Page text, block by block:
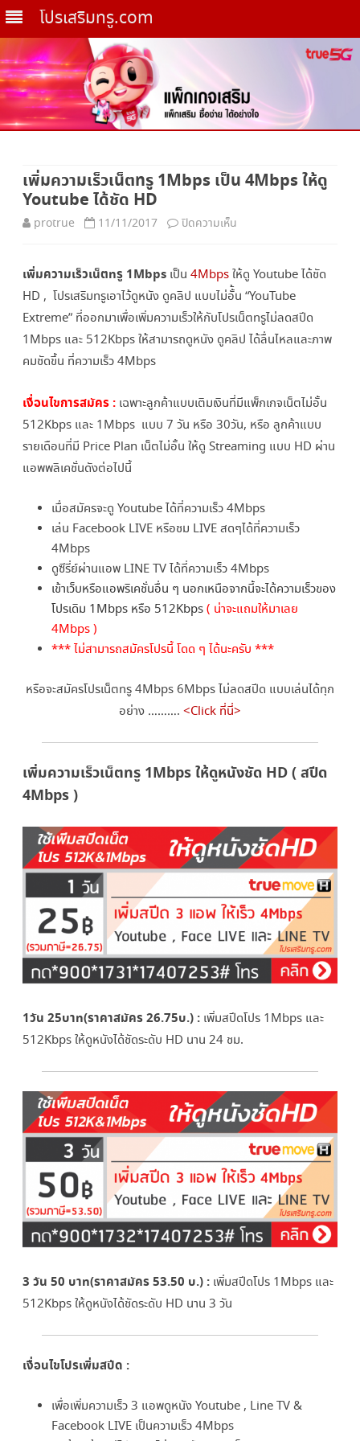
โปรเสริมทรู.com
content
เพิ่มความเร็วเน็ตทรู 1Mbps เป็น 4Mbps ให้ดู
Youtube ได้ชัด HD
protrue 11/11/2017 ปิดความเห็น
ความเร็ว
เน็ต
ทรู
4Mbps
ให้
Youtube
ได้
ชัด
HD
เพิ่มความเร็วเน็ตทรู 1Mbps เป็น 4Mbpsให้ดู Youtube ได้ชัด
HD , โปรเสริมทรูเอาไว้ดูหนัง ดูคลิป แบบไม่อั้้น “YouTube
Extreme” ที่ออกมาเพื่อเพิ่มความเร็วให้กับโปรเน็ตทรูไม่ลดสปีด
1Mbps และ 512Kbps ให้สามารถดูหนัง ดูคลิป ได้ลื่นไหลและภาพ
คมชัดขึ้น ที่ความเร็ว 4Mbps
เงื่อนไขการสมัคร : เฉพาะลูกค้าแบบเติมเงินที่มีแพ็กเกจเน็ตไม่อั้น
512Kbps และ 1Mbps แบบ 7 วัน หรือ 30วัน, หรือ ลูกค้าแบบ
รายเดือนที่มี Price Plan เน็ตไม่อั้น ให้ดู Streaming แบบ HD ผ่าน
แอพพลิเคชั่นดังต่อไปนี้
เมื่อสมัครจะดู Youtube ได้ที่ความเร็ว 4Mbps
เล่น Facebook LIVE หรือชม LIVE สดๆได้ที่ความเร็ว
4Mbps
ดูซีรี่ย์ผ่านแอพ LINE TV ได้ที่ความเร็ว 4Mbps
เข้าเว็บหรือแอพริเคชั่นอื่น ๆ นอกเหนือจากนี้จะได้ความเร็วของ
โปรเดิม 1Mbps หรือ 512Kbps( น่าจะแถมให้มาเลย
4Mbps )
*** ไม่สามารถสมัครโปรนี้ โดด ๆ ได้นะครับ ***
หรือจะสมัครโปรเน็ตทรู 4Mbps 6Mbps ไม่ลดสปีด แบบเล่นได้ทุก
อย่าง ………. <Click ที่นี่>
เพิ่มความเร็วเน็ตทรู 1Mbps ให้ดูหนังชัด HD ( สปีด
4Mbps )
1วัน 25บาท(ราคาสมัคร 26.75บ.) : เพิ่มสปีดโปร 1Mbps และ
512Kbps ให้ดูหนังได้ชัดระดับ HD นาน 24 ชม.
3 วัน 50 บาท(ราคาสมัคร 53.50 บ.) : เพิ่มสปีดโปร 1Mbps และ
512Kbps ให้ดูหนังได้ชัดระดับ HD นาน 3 วัน
เงื่อนไขโปรเพิ่มสปีด :
เพื่อเพิ่มความเร็ว 3 แอพดูหนัง Youtube , Line TV &
Facebook LIVE เป็นความเร็ว 4Mbps